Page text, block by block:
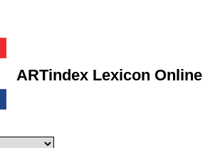
ARTindex Lexicon Online